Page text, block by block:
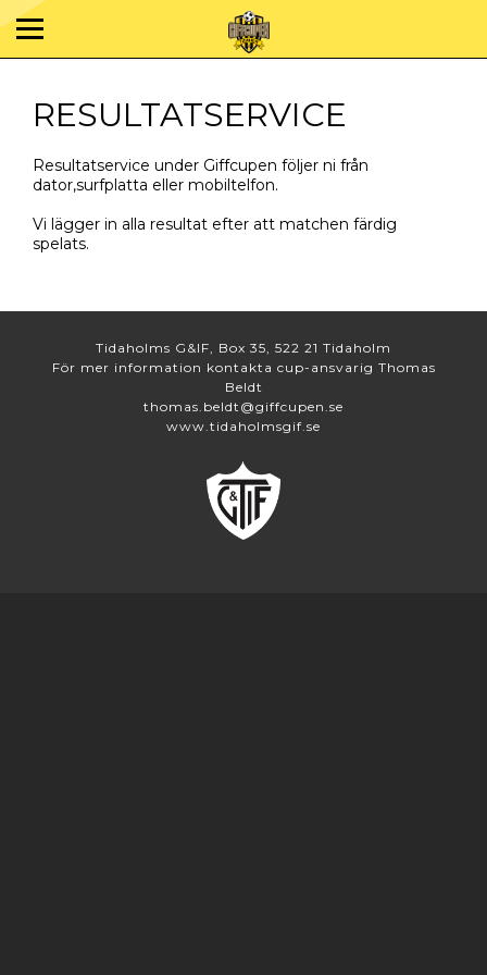
RESULTATSERVICE
Resultatservice under Giffcupen följer ni från
dator,surfplatta eller mobiltelfon.
Vi lägger in alla resultat efter att matchen färdig
spelats.
Tidaholms G&IF, Box 35, 522 21 Tidaholm
För mer information kontakta cup-ansvarig Thomas
Beldt
thomas.beldt@giffcupen.se
www.tidaholmsgif.se